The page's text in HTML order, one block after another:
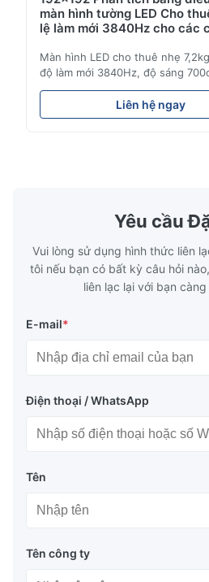
màn hình tường LED Cho
lệ làm mới 3840Hz cho các
Màn hình LED cho thuê nhẹ
độ làm mới 3840Hz, độ sáng
độ phân giải 192x192. Lý tưởng
kiện trực tiếp với khả năng lắp
và khả năng tương thích điện áp
Liên hệ ngay
Yêu cầu
Vui lòng sử dụng hình thức liên
tôi nếu bạn có bất kỳ câu hỏi
liên lạc lại với bạn
E-mail*
Điện thoại / WhatsApp
Tên
Tên công ty